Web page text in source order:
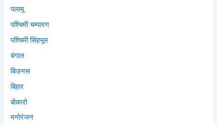
पलामू
पश्चिमी चम्पारण
पश्चिमी सिंहभूम
बंगाल
बिज़नस
बिहार
बोकारो
मनोरंजन